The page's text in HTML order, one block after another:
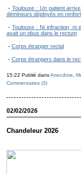
-Toulouse : Un patient
démineurs déployés en renfort
-Toulouse : Ni infraction, ni
avait un obus dans le rectum
- Corps étranger rectal
- Corps étrangers dans le
15:22 Publié dansAnecdote
Commentaires (3)
02/02/2026
Chandeleur 2026